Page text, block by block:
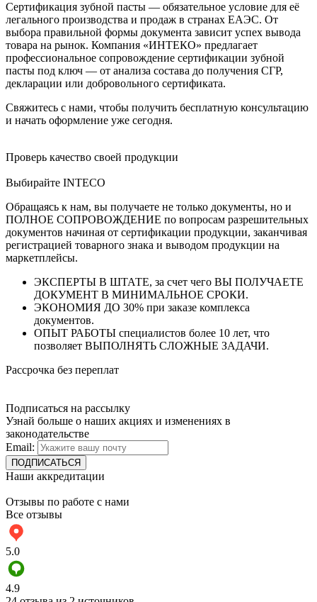
Сертификация зубной пасты — обязательное условие для её
легального производства и продаж в странах ЕАЭС. От
выбора правильной формы документа зависит успех вывода
товара на рынок. Компания «ИНТЕКО» предлагает
профессиональное сопровождение сертификации зубной
пасты под ключ — от анализа состава до получения СГР,
декларации или добровольного сертификата.
Свяжитесь с нами, чтобы получить бесплатную консультацию
и начать оформление уже сегодня.
Проверь качество своей продукции
Выбирайте INTECO
Обращаясь к нам, вы получаете не только документы, но и
ПОЛНОЕ СОПРОВОЖДЕНИЕ по вопросам разрешительных
документов начиная от сертификации продукции, заканчивая
регистрацией товарного знака и выводом продукции на
маркетплейсы.
ЭКСПЕРТЫ В ШТАТЕ, за счет чего ВЫ ПОЛУЧАЕТЕ
ДОКУМЕНТ В МИНИМАЛЬНОЕ СРОКИ.
ЭКОНОМИЯ ДО 30% при заказе комплекса
документов.
ОПЫТ РАБОТЫ специалистов более 10 лет, что
позволяет ВЫПОЛНЯТЬ СЛОЖНЫЕ ЗАДАЧИ.
Рассрочка без переплат
Подписаться на рассылку
Узнай больше о наших акциях и изменениях в
законодательстве
Email:
Наши аккредитации
Отзывы по работе с нами
Все отзывы
5.0
4.9